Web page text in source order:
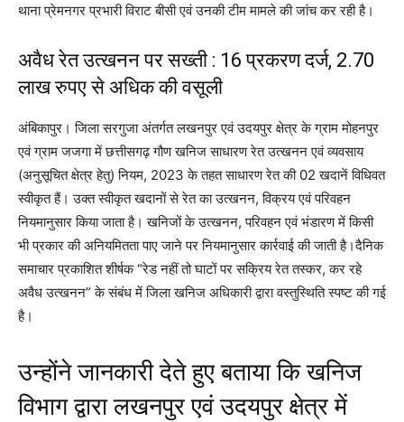
थाना प्रेमनगर प्रभारी विराट बीसी एवं उनकी टीम मामले की जांच कर रही है।
अवैध रेत उत्खनन पर सख्ती : 16 प्रकरण दर्ज, 2.70
लाख रुपए से अधिक की वसूली
अंबिकापुर। जिला सरगुजा अंतर्गत लखनपुर एवं उदयपुर क्षेत्र के ग्राम मोहनपुर
एवं ग्राम जजगा में छत्तीसगढ़ गौण खनिज साधारण रेत उत्खनन एवं व्यवसाय
(अनुसूचित क्षेत्र हेतु) नियम, 2023 के तहत साधारण रेत की 02 खदानें विधिवत
स्वीकृत हैं। उक्त स्वीकृत खदानों से रेत का उत्खनन, विक्रय एवं परिवहन
नियमानुसार किया जाता है। खनिजों के उत्खनन, परिवहन एवं भंडारण में किसी
भी प्रकार की अनियमितता पाए जाने पर नियमानुसार कार्रवाई की जाती है।दैनिक
समाचार प्रकाशित शीर्षक “रेड नहीं तो घाटों पर सक्रिय रेत तस्कर, कर रहे
अवैध उत्खनन” के संबंध में जिला खनिज अधिकारी द्वारा वस्तुस्थिति स्पष्ट की गई
है।
उन्होंने जानकारी देते हुए बताया कि खनिज
विभाग द्वारा लखनपुर एवं उदयपुर क्षेत्र में